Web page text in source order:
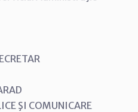
ŞI COMUNICARE